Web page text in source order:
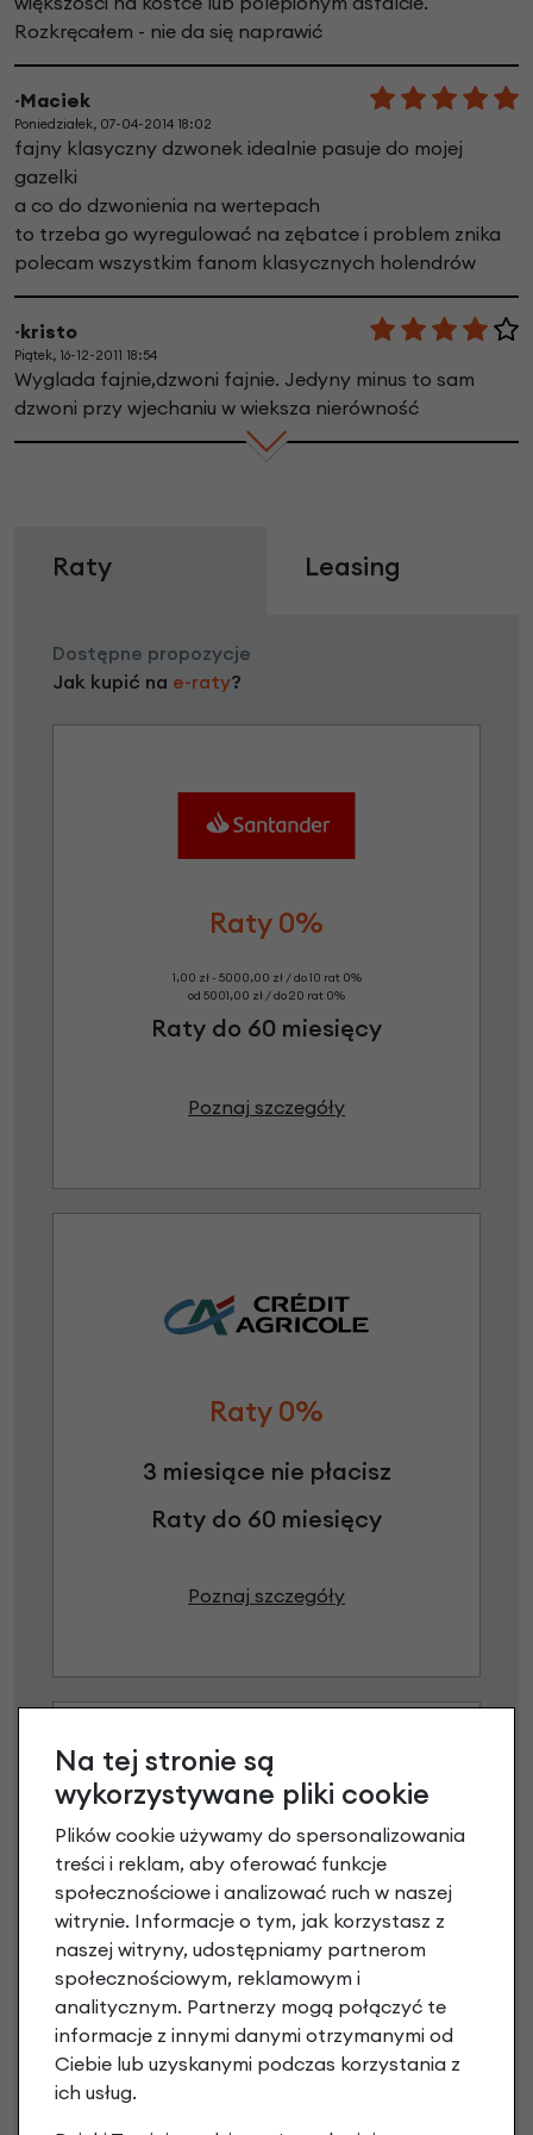
Rozkręcałem - nie da się naprawić
~Maciek
Poniedziałek, 07-04-2014 18:02
fajny klasyczny dzwonek idealnie pasuje do mojej
gazelki
a co do dzwonienia na wertepach
to trzeba go wyregulować na zębatce i problem znika
polecam wszystkim fanom klasycznych holendrów
~kristo
Piątek, 16-12-2011 18:54
Wyglada fajnie,dzwoni fajnie. Jedyny minus to sam
dzwoni przy wjechaniu w wieksza nierówność
Raty Leasing
Dostępne propozycje
Jak kupić na e-raty?
Raty 0%
1,00 zł - 5000,00 zł / do 10 rat 0%
od 5001,00 zł / do 20 rat 0%
Raty do 60 miesięcy
Poznaj szczegóły
Raty 0%
3 miesiące nie płacisz
Raty do 60 miesięcy
Poznaj szczegóły
Raty 0%
3 miesiące nie płacisz
Raty do 60 miesięcy
Na tej stronie są
wykorzystywane pliki cookie
Plików cookie używamy do spersonalizowania
treści i reklam, aby oferować funkcje
społecznościowe i analizować ruch w naszej
witrynie. Informacje o tym, jak korzystasz z
naszej witryny, udostępniamy partnerom
społecznościowym, reklamowym i
analitycznym. Partnerzy mogą połączyć te
informacje z innymi danymi otrzymanymi od
Ciebie lub uzyskanymi podczas korzystania z
ich usług.